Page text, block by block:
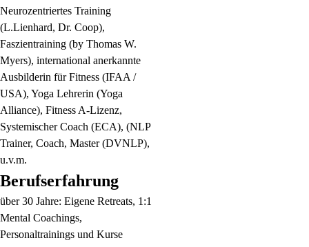
Neurozentriertes Training
(L.Lienhard, Dr. Coop),
Faszientraining (by Thomas W.
Myers), international anerkannte
Ausbilderin für Fitness (IFAA /
USA), Yoga Lehrerin (Yoga
Alliance), Fitness A-Lizenz,
Systemischer Coach (ECA), (NLP
Trainer, Coach, Master (DVNLP),
u.v.m.
Berufserfahrung
über 30 Jahre: Eigene Retreats, 1:1
Mental Coachings,
Personaltrainings und Kurse